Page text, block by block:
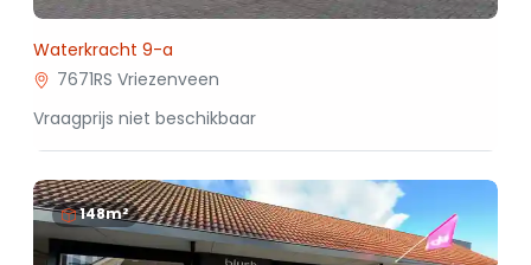
Waterkracht 9-a
7671RS Vriezenveen
Vraagprijs niet beschikbaar
148m²